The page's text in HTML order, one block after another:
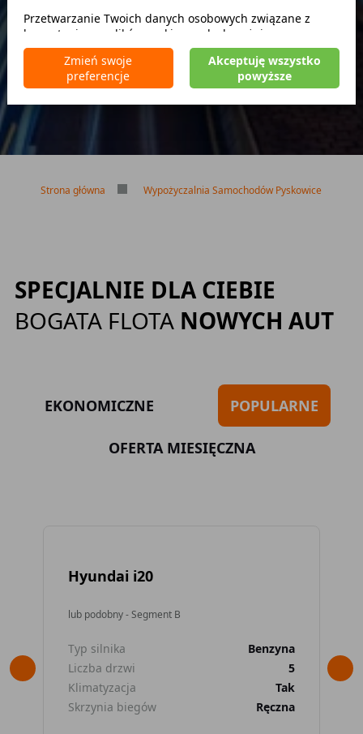
Brak limitu kilometrów
Bezpłatne odwołanie rezerwacji
Strona główna Wypożyczalnia Samochodów Pyskowice
SPECJALNIE DLA CIEBIE
BOGATA FLOTA NOWYCH AUT
EKONOMICZNE POPULARNE
OFERTA MIESIĘCZNA
Hyundai i20
lub podobny - Segment B
Typ silnika
Benzyna
Liczba drzwi
5
Klimatyzacja
Tak
Skrzynia biegów
Ręczna
Przetwarzanie Twoich danych osobowych związane z
korzystaniem z plików cookie w celach wyżej
wymienionych jest prowadzone przez CarFree sp. z o.o. z
siedzibą w Warszawie (02-677), ul. Cybernetyki 5,
będącego administratorem danych. W niektórych
nasi partnerzy. Szczegółowe informacje na temat
korzystania przez nas i naszych partnerów z plików cookie
oraz przetwarzania Twoich danych osobowych, w tym
dotyczące Twoich uprawnień, zawarte są w naszej
Zmień swoje
preferencje
Akceptuję wszystko
powyższe